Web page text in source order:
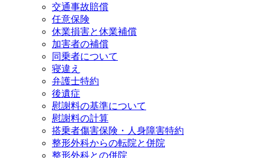
交通事故賠償
任意保険
休業損害と休業補償
加害者の補償
同乗者について
寝違え
弁護士特約
後遺症
慰謝料の基準について
慰謝料の計算
搭乗者傷害保険・人身障害特約
整形外科からの転院と併院
整形外科との併院